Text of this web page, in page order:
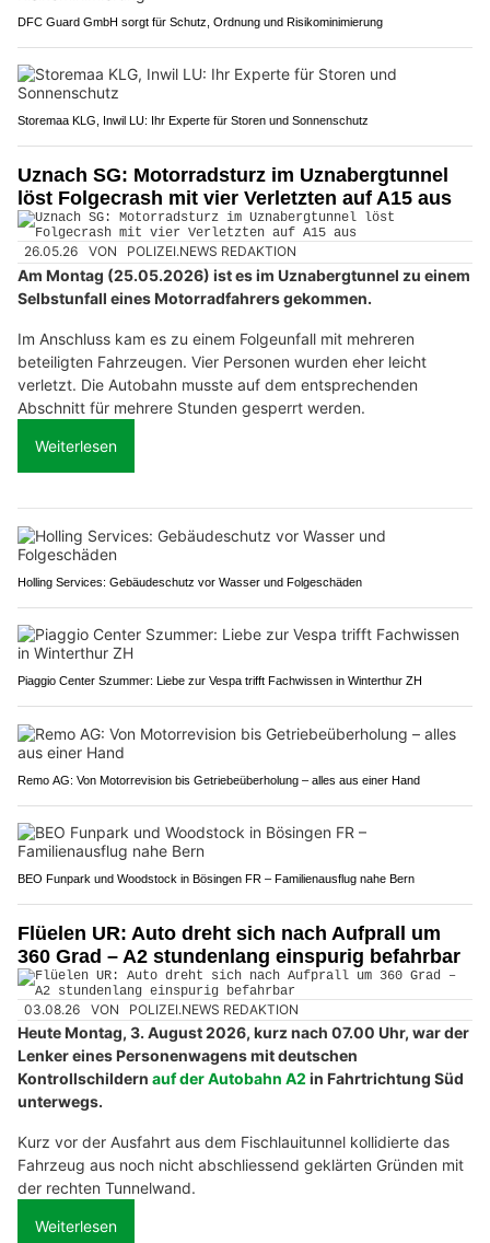
DFC Guard GmbH sorgt für Schutz, Ordnung und Risikominimierung
Storemaa KLG, Inwil LU: Ihr Experte für Storen und Sonnenschutz
Uznach SG: Motorradsturz im Uznabergtunnel
löst Folgecrash mit vier Verletzten auf A15 aus
26.05.26 VON POLIZEI.NEWS REDAKTION
Am Montag (25.05.2026) ist es im Uznabergtunnel zu einem
Selbstunfall eines Motorradfahrers gekommen.
Im Anschluss kam es zu einem Folgeunfall mit mehreren
beteiligten Fahrzeugen. Vier Personen wurden eher leicht
verletzt. Die Autobahn musste auf dem entsprechenden
Abschnitt für mehrere Stunden gesperrt werden.
Weiterlesen
Holling Services: Gebäudeschutz vor Wasser und Folgeschäden
Piaggio Center Szummer: Liebe zur Vespa trifft Fachwissen in Winterthur ZH
Remo AG: Von Motorrevision bis Getriebeüberholung – alles aus einer Hand
BEO Funpark und Woodstock in Bösingen FR – Familienausflug nahe Bern
Flüelen UR: Auto dreht sich nach Aufprall um
360 Grad – A2 stundenlang einspurig befahrbar
03.08.26 VON POLIZEI.NEWS REDAKTION
Heute Montag, 3. August 2026, kurz nach 07.00 Uhr, war der
Lenker eines Personenwagens mit deutschen
Kontrollschildern auf der Autobahn A2 in Fahrtrichtung Süd
unterwegs.
Kurz vor der Ausfahrt aus dem Fischlauitunnel kollidierte das
Fahrzeug aus noch nicht abschliessend geklärten Gründen mit
der rechten Tunnelwand.
Weiterlesen